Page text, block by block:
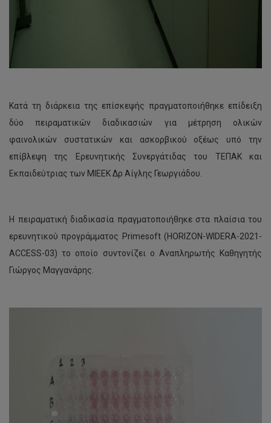
Κατά τη διάρκεια της επίσκεψής πραγματοποιήθηκε επίδειξη
δύο πειραματικών διαδικασιών για μέτρηση ολικών
φαινολικών συστατικών και ασκορβικού οξέως υπό την
επίβλεψη της Ερευνητικής Συνεργάτιδας του ΤΕΠΑΚ και
Εκπαιδεύτριας των ΜΙΕΕΚ Δρ Αίγλης Γεωργιάδου.
Η πειραματική διαδικασία πραγματοποιήθηκε στα πλαίσια του
ερευνητικού προγράμματος Primesoft (HORIZON-WIDERA-2021-
ACCESS-03) το οποίο συντονίζει ο Αναπληρωτής Καθηγητής
Γιώργος Μαγγανάρης.